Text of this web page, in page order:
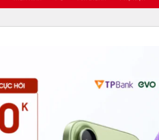
Galaxy Z8 Series
Ốp lưng Apple
Cốc sạc Apple